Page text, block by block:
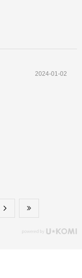
2024-01-02